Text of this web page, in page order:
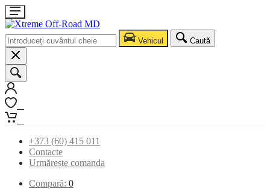
Vehicul Caută
+373 (60) 415 011
Contacte
Urmărește comanda
Compară: 0